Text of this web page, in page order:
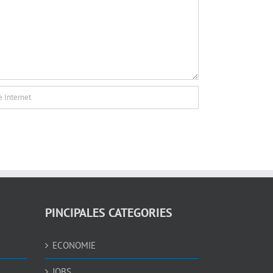
PINCIPALES CATEGORIES
ECONOMIE